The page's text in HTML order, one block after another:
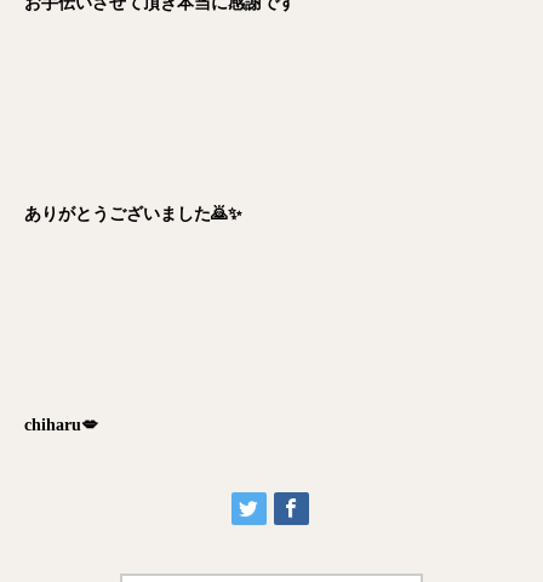
ありがとうございました🙇✨
chiharu💋